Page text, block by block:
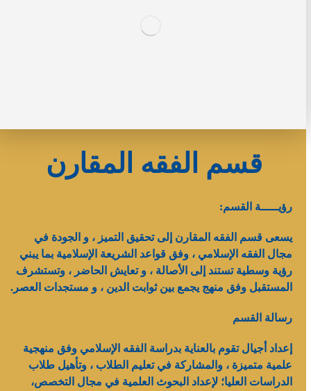
قسم الفقه المقارن
رؤيـــــة القسم:
يسعى قسم الفقه المقارن إلى تحقيق التميز ، و الجودة في
مجال الفقه الإسلامي ، وفق قواعد الشريعة الإسلامية بما يبني
رؤية وسطية تستند إلى الأصالة ، و تعايش الحاضر ، وتستشرف
المستقبل وفق منهج يجمع بين ثوابت الدين ، و مستجدات العصر.
رسالة القسم
إعداد أجيال تقوم بالعناية بدراسة الفقه الإسلامي وفق منهجية
علمية متميزة ، والمشاركة في تعليم الطلاب ، وتأهيل طلاب
الدراسات العليا؛ لإعداد البحوث العلمية في مجال التخصص،